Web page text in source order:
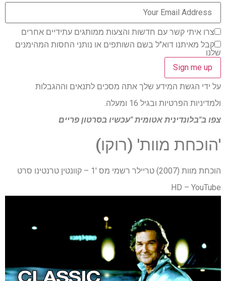
צרו איתי קשר עם חדשות והצעות ממותגים עתידיים אחרים
קבל מאיתנו דוא"ל בשם השותפים או נותני החסות המהימנים
שלנו
על ידי הגשת המידע שלך אתה מסכים לתנאים וההגבלות
ולמדיניות הפרטיות ובגיל 16 ומעלה.
צפו ב"בלונדינית אטומית "עכשיו בסרטון פריים
'הוכחת מוות' (רוקו)
הוכחת מוות (2007) טריילר רשמי מס '1 – קוונטין טרנטינו סרט
HD – YouTube